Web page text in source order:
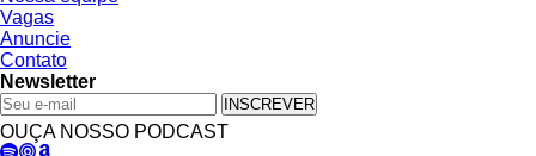
Vagas
Anuncie
Contato
Newsletter
INSCREVER
OUÇA NOSSO PODCAST